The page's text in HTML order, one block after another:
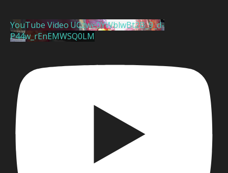
YouTube Video UCzwe0YWblwBt2B_9_d-
P44w_rEnEMWSQ0LM